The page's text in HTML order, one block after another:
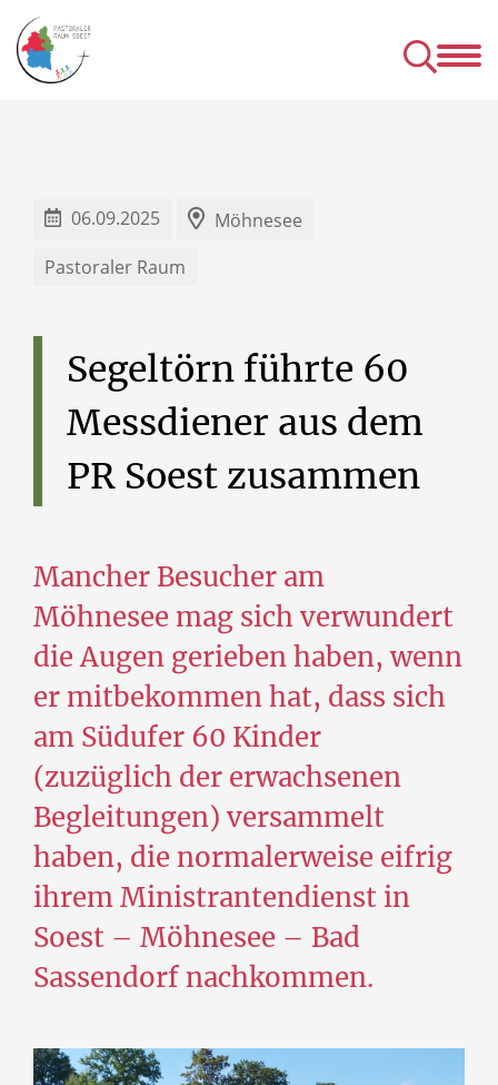
06.09.2025
Möhnesee
Pastoraler Raum
Segeltörn führte 60
Messdiener aus dem
PR Soest zusammen
Mancher Besucher am
Möhnesee mag sich verwundert
die Augen gerieben haben, wenn
er mitbekommen hat, dass sich
am Südufer 60 Kinder
(zuzüglich der erwachsenen
Begleitungen) versammelt
haben, die normalerweise eifrig
ihrem Ministrantendienst in
Soest – Möhnesee – Bad
Sassendorf nachkommen.